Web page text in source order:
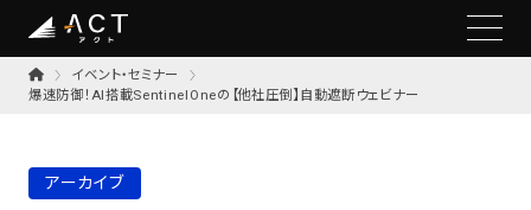
イベント・セミナー
爆速防御！AI搭載SentinelOneの【他社圧倒】自動遮断ウェビナー
アーカイブ